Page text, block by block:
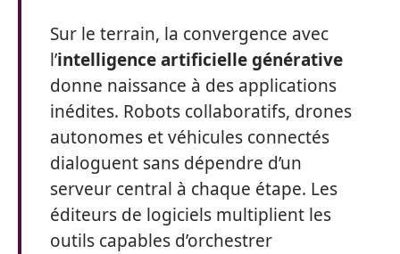
Sur le terrain, la convergence avec
l’intelligence artificielle générative
donne naissance à des applications
inédites. Robots collaboratifs, drones
autonomes et véhicules connectés
dialoguent sans dépendre d’un
serveur central à chaque étape. Les
éditeurs de logiciels multiplient les
outils capables d’orchestrer